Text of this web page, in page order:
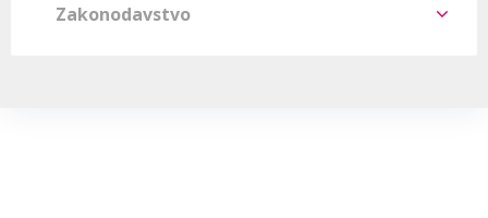
Zakonodavstvo